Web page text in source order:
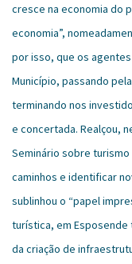
cresce na economia do
economia”,
por isso, que os
Município, passando
terminando nos
e concertada. Realçou,
Seminário sobre
caminhos e identificar
sublinhou o “papel
turística, em
da criação de